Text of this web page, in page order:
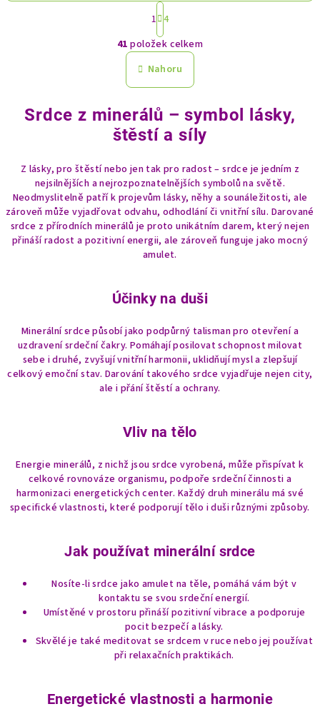
O
v
l
á
a
c
p
r
v
k
y
v
ý
i
u
S
t
r
á
n
k
o
á
n
1 4
41 položek celkem
Nahoru
Srdce z minerálů – symbol lásky,
štěstí a síly
Z lásky, pro štěstí nebo jen tak pro radost – srdce je jedním z
nejsilnějších a nejrozpoznatelnějších symbolů na světě.
Neodmyslitelně patří k projevům lásky, něhy a sounáležitosti, ale
zároveň může vyjadřovat odvahu, odhodlání či vnitřní sílu. Darované
srdce z přírodních minerálů je proto unikátním darem, který nejen
přináší radost a pozitivní energii, ale zároveň funguje jako mocný
amulet.
Účinky na duši
Minerální srdce působí jako podpůrný talisman pro otevření a
uzdravení srdeční čakry. Pomáhají posilovat schopnost milovat
sebe i druhé, zvyšují vnitřní harmonii, uklidňují mysl a zlepšují
celkový emoční stav. Darování takového srdce vyjadřuje nejen city,
ale i přání štěstí a ochrany.
Vliv na tělo
Energie minerálů, z nichž jsou srdce vyrobená, může přispívat k
celkové rovnováze organismu, podpoře srdeční činnosti a
harmonizaci energetických center. Každý druh minerálu má své
specifické vlastnosti, které podporují tělo i duši různými způsoby.
Jak používat minerální srdce
Nosíte-li srdce jako amulet na těle, pomáhá vám být v
kontaktu se svou srdeční energií.
Umístěné v prostoru přináší pozitivní vibrace a podporuje
pocit bezpečí a lásky.
Skvělé je také meditovat se srdcem v ruce nebo jej používat
při relaxačních praktikách.
Energetické vlastnosti a harmonie